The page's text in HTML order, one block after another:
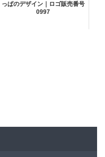
っぱのデザイン｜ロゴ販売番号
0997